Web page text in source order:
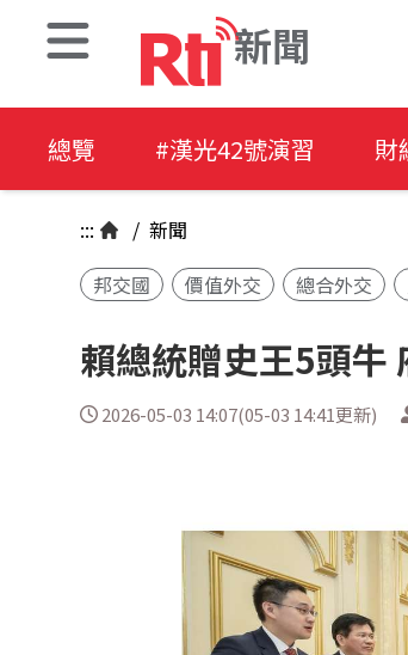
新聞
總覽 #漢光42號演習 財
::: / 新聞
邦交國
價值外交 總合外交
賴總統贈史王5頭牛
2026-05-03 14:07(05-03 14:41更新)